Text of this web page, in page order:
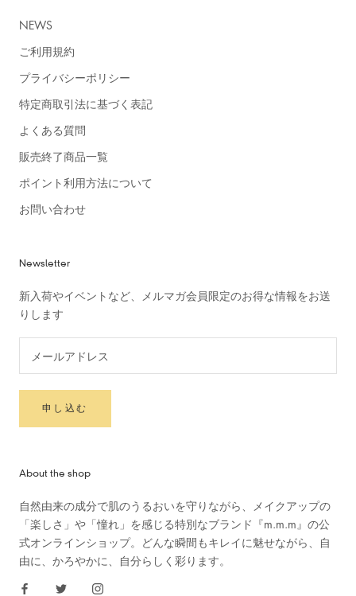
＞詳細はこちら
＃スキンスムーサー ＃すきんすむーざー ＃塗るあぶらとり
紙
▶『“塗るあぶらとり紙”で話題の「ムー スキンスムーザー」と
は？』
NEWS
ご利用規約
プライバシーポリシー
特定商取引法に基づく表記
よくある質問
販売終了商品一覧
ポイント利用方法について
お問い合わせ
Newsletter
新入荷やイベントなど、メルマガ会員限定のお得な情報をお送
りします
申し込む
About the shop
自然由来の成分で肌のうるおいを守りながら、メイクアップの
「楽しさ」や「憧れ」を感じる特別なブランド『m.m.m』の公
式オンラインショップ。どんな瞬間もキレイに魅せながら、自
由に、かろやかに、自分らしく彩ります。